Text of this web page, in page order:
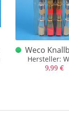
Blatt
Disk 4er
Bitte lesen
Weco
Hersteller:
9,99 €